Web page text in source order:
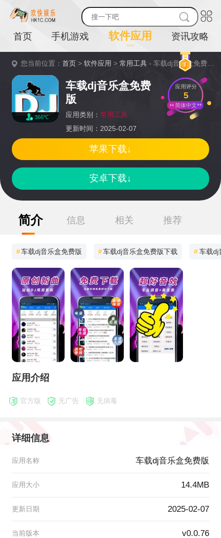
首页 手机游戏 软件应用 资讯攻略
您当前位置：首页 >软件应用 >常用工具 - 车载dj音乐盒免费版详情
366℃
车载dj音乐盒免费
版
应用类别： 常用工具
更新时间：2025-02-07
应用评分
5
简体中文
安卓下载↓
苹果下载↓
简介 信息 相关 推荐
#车载dj音乐盒免费版 #车载dj音乐盒免费版下载 #车载dj
应用介绍
官方版 无广告 无病毒
详细信息
应用名称 车载dj音乐盒免费版
应用大小 14.4MB
更新日期 2025-02-07
当前版本 v0.0.76